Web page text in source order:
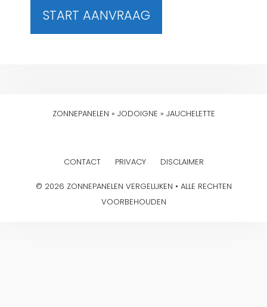
START AANVRAAG
ZONNEPANELEN » JODOIGNE » JAUCHELETTE
CONTACT PRIVACY DISCLAIMER
© 2026 ZONNEPANELEN VERGELIJKEN • ALLE RECHTEN
VOORBEHOUDEN